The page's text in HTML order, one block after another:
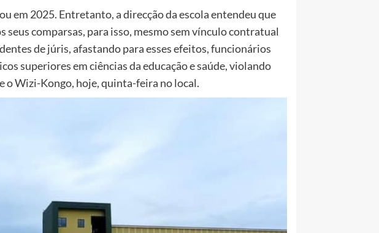
em 2025. Entretanto, a direcção da escola entendeu que
seus comparsas, para isso, mesmo sem vínculo contratual
de júris, afastando para esses efeitos, funcionários
superiores em ciências da educação e saúde, violando
o Wizi-Kongo, hoje, quinta-feira no local.